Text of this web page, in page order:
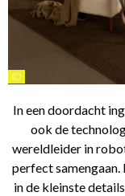
©
In een doordacht
ook de
wereldleider in
perfect
in de kleinste